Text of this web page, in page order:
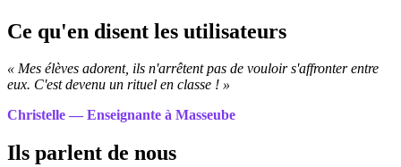
Ce qu'en disent les utilisateurs
« Mes élèves adorent, ils n'arrêtent pas de vouloir s'affronter entre
eux. C'est devenu un rituel en classe ! »
Christelle — Enseignante à Masseube
Ils parlent de nous